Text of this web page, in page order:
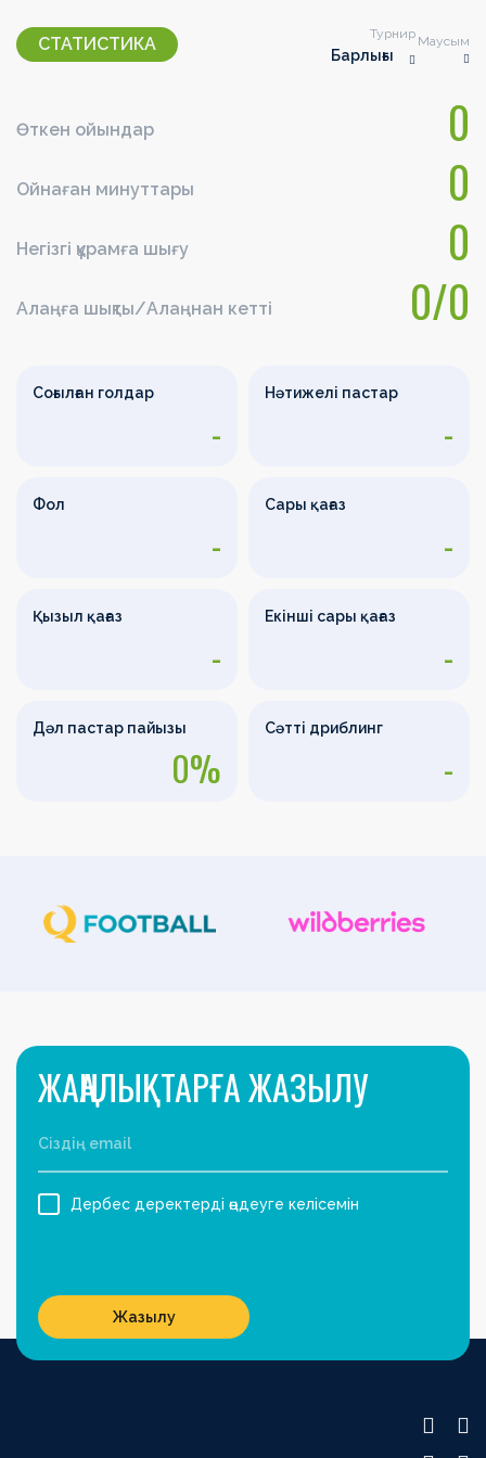
СТАТИСТИКА Турнир
Барлығы
Маусым
Өткен ойындар 0
Ойнаған минуттары 0
Негізгі құрамға шығу 0
Алаңға шықты/Алаңнан кетті 0/0
Соғылған голдар
-
Нәтижелі пастар
-
Фол
-
Сары қағаз
-
Қызыл қағаз
-
Екінші сары қағаз
-
Дәл пастар пайызы
0%
Сәтті дриблинг
-
ЖАҢАЛЫҚТАРҒА ЖАЗЫЛУ
Дербес деректерді өңдеуге келісемін
Жазылу